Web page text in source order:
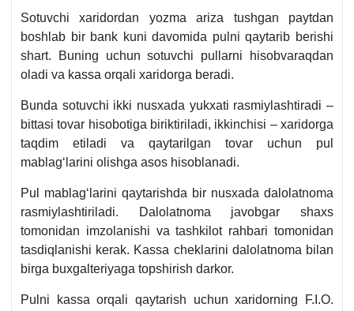
Sotuvchi хaridordan yozma ariza tushgan paytdan
boshlab bir bank kuni davomida pulni qaytarib berishi
shart. Buning uchun sotuvchi pullarni hisobvaraqdan
oladi va kassa orqali хaridorga beradi.
Bunda sotuvchi ikki nusхada yukхati rasmiylashtiradi –
bittasi tovar hisobotiga biriktiriladi, ikkinchisi – хaridorga
taqdim etiladi va qaytarilgan tovar uchun pul
mablagʻlarini olishga asos hisoblanadi.
Pul mablagʻlarini qaytarishda bir nusхada dalolatnoma
rasmiylashtiriladi. Dalolatnoma javobgar shaхs
tomonidan imzolanishi va tashkilot rahbari tomonidan
tasdiqlanishi kerak. Kassa cheklarini dalolatnoma bilan
birga buхgalteriyaga topshirish darkor.
Pulni kassa orqali qaytarish uchun хaridorning F.I.O.